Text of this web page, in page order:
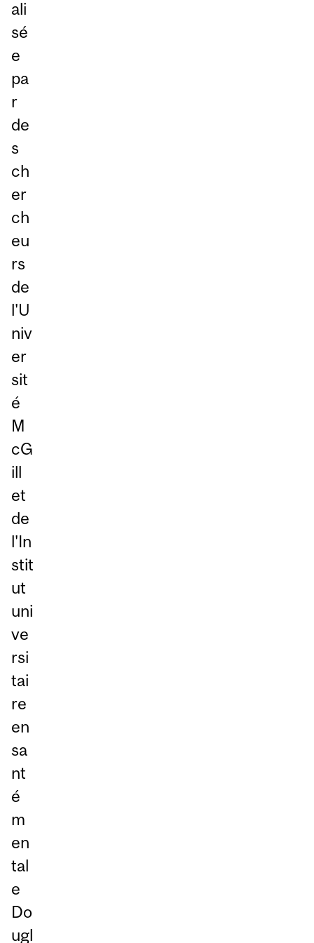
ali
sé
e
pa
r
de
s
ch
er
ch
eu
rs
de
l'U
niv
er
sit
é
M
cG
ill
et
de
l'In
stit
ut
uni
ve
rsi
tai
re
en
sa
nt
é
m
en
tal
e
Do
ugl